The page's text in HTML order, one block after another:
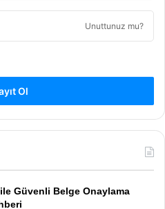
Unuttunuz mu?
Ol
Güvenli Belge Onaylama